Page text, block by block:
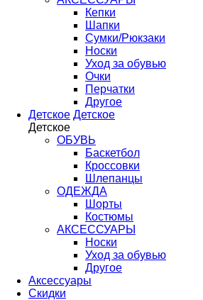
Кепки
Шапки
Сумки/Рюкзаки
Носки
Уход за обувью
Очки
Перчатки
Другое
Детское Детское
Детское
ОБУВЬ
Баскетбол
Кроссовки
Шлепанцы
ОДЕЖДА
Шорты
Костюмы
АКСЕССУАРЫ
Носки
Уход за обувью
Другое
Аксессуары
Скидки